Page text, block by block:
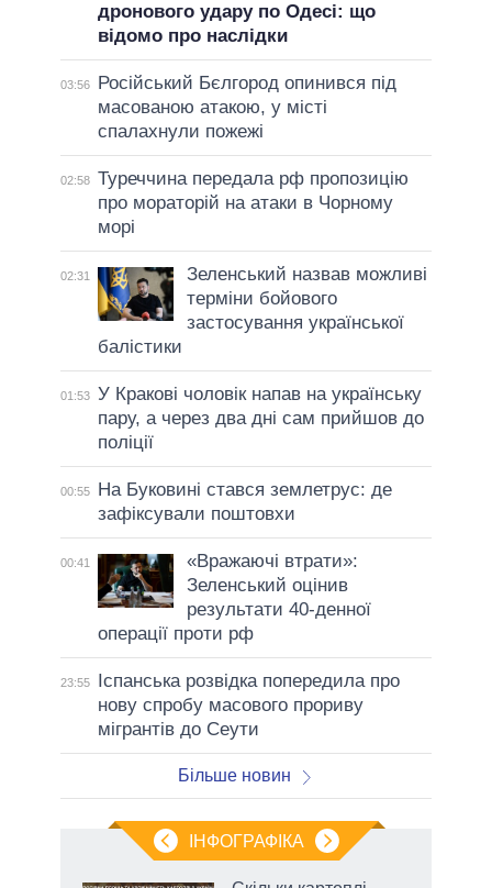
дронового удару по Одесі: що
відомо про наслідки
03:56
Російський Бєлгород опинився під
масованою атакою, у місті
спалахнули пожежі
02:58 Туреччина передала рф пропозицію
про мораторій на атаки в Чорному
морі
02:31
Зеленський назвав можливі
терміни бойового
застосування української
балістики
01:53 У Кракові чоловік напав на українську
пару, а через два дні сам прийшов до
поліції
00:55
На Буковині стався землетрус: де
зафіксували поштовхи
00:41
«Вражаючі втрати»:
Зеленський оцінив
результати 40-денної
операції проти рф
23:55
Іспанська розвідка попередила про
нову спробу масового прориву
мігрантів до Сеути
Більше новин
ІНФОГРАФІКА